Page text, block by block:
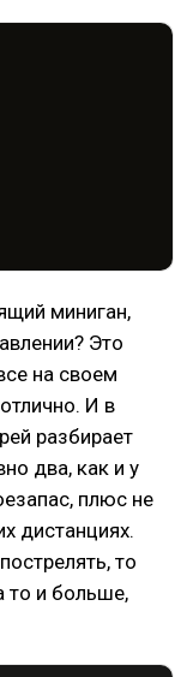
миниган,
Это
на своем
И в
разбирает
два, как и у
плюс не
дистанциях.
то
то и больше,